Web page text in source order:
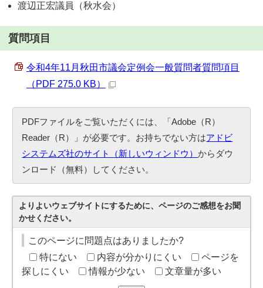
渡辺正宏議員（秋水会）
質問項目
令和4年11月秋田市議会定例会一般質問者質問項目
（PDF 275.0 KB）
PDFファイルをご覧いただくには、「Adobe（R）
Reader（R）」が必要です。お持ちでない方はアドビ
システムズ社のサイト（新しいウィンドウ）からダウ
ンロード（無料）してください。
よりよいウェブサイトにするために、ページのご感想をお聞
かせください。
このページに問題点はありましたか?
特にない
内容が分かりにくい
ページを
探しにくい
情報が少ない 文章量が多い